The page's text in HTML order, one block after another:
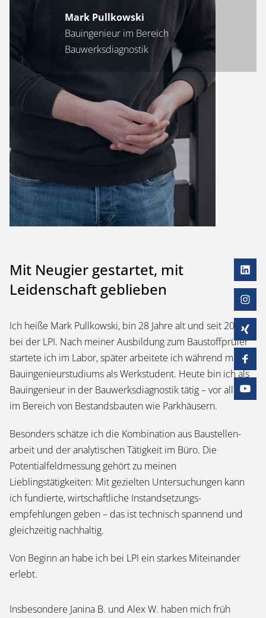
Mark Pullkowski
Bauingenieur im Bereich
Bauwerksdiagnostik
Mit Neugier gestartet, mit
Leidenschaft geblieben
Ich heiße Mark Pullkowski, bin 28 Jahre alt und seit 2017
bei der LPI. Nach meiner Ausbildung zum Baustoff­prüfer
startete ich im Labor, später arbeitete ich während meines
Bauingenieur­studiums als Werkstudent. Heute bin ich als
Bauingenieur in der Bauwerks­diagnostik tätig – vor allem
im Bereich von Bestands­bauten wie Parkhäusern.
Besonders schätze ich die Kombination aus Baustellen­
arbeit und der analytischen Tätigkeit im Büro. Die
Potentialfeldmessung gehört zu meinen
Lieblingstätigkeiten: Mit gezielten Untersuchungen kann
ich fundierte, wirtschaftliche Instand­setzungs­
empfehlungen geben – das ist technisch spannend und
gleichzeitig nachhaltig.
Von Beginn an habe ich bei LPI ein starkes Miteinander
erlebt.
Insbesondere Janina B. und Alex W. haben mich früh